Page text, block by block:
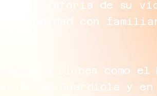
la historia de su
con
a clubes como
de Guardiola y